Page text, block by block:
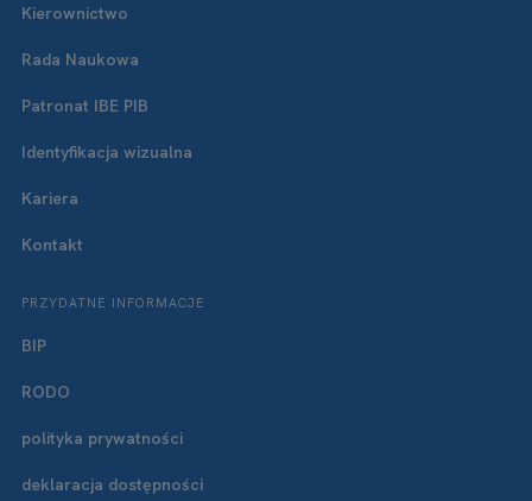
Kierownictwo
Rada Naukowa
Patronat IBE PIB
Identyfikacja wizualna
Kariera
Kontakt
PRZYDATNE INFORMACJE
BIP
RODO
polityka prywatności
deklaracja dostępności